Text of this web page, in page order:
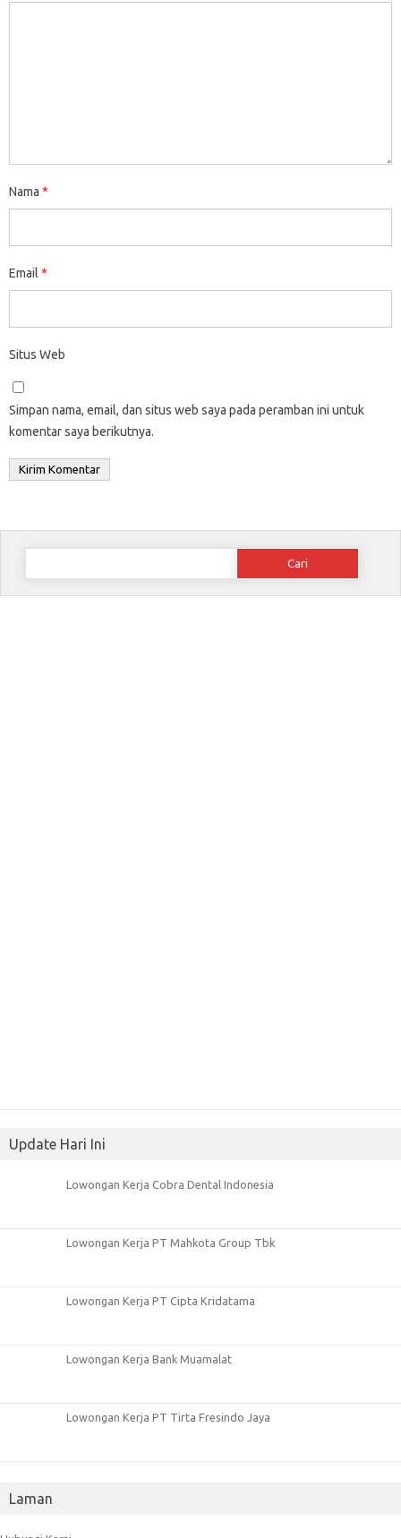
Nama *
Email *
Situs Web
Simpan nama, email, dan situs web saya pada peramban ini untuk
komentar saya berikutnya.
Cari
Update Hari Ini
Lowongan Kerja Cobra Dental Indonesia
Lowongan Kerja PT Mahkota Group Tbk
Lowongan Kerja PT Cipta Kridatama
Lowongan Kerja Bank Muamalat
Lowongan Kerja PT Tirta Fresindo Jaya
Laman